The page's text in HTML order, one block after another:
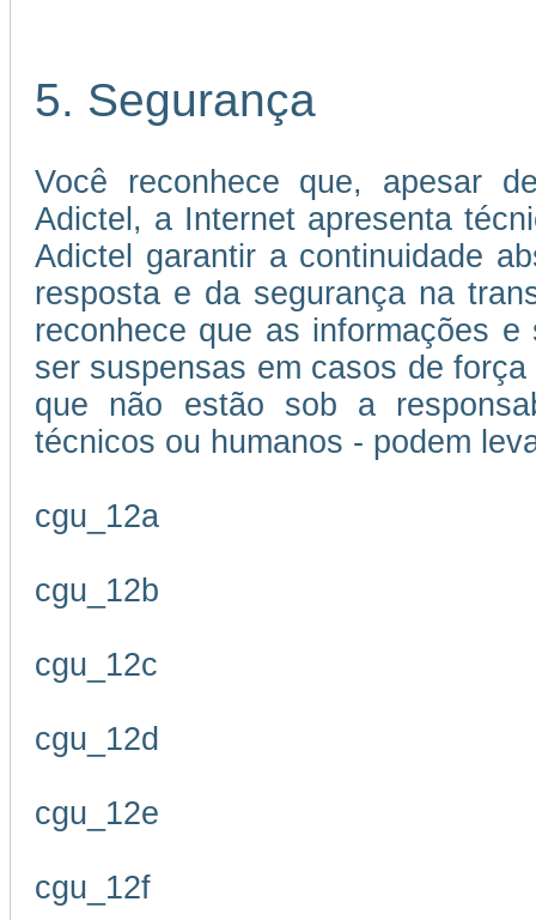
5. Segurança
Você reconhece que, apesar
Adictel, a Internet apresenta
Adictel garantir a continuidade
resposta e da segurança na
reconhece que as informações
ser suspensas em casos de
que não estão sob a
técnicos ou humanos - podem
cgu_12a
cgu_12b
cgu_12c
cgu_12d
cgu_12e
cgu_12f